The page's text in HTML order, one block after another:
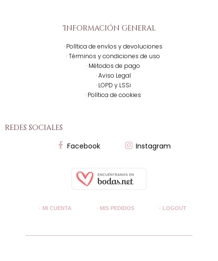
Información general
· Política de envíos y devoluciones
· Términos y condiciones de uso
· Métodos de pago
· Aviso Legal
· LOPD y LSSi
· Política de cookies
redes sociales
Facebook Instagram
· MI CUENTA · MIS PEDIDOS · LOGOUT